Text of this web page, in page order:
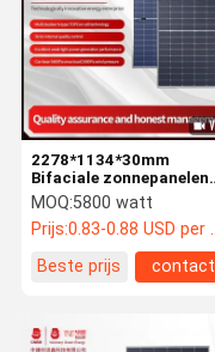
2278*1134*30mm
Bifaciale zonnepanelen
550 Watt 550wp 555W
560W
MOQ:5800 watt
Prijs:0.83-0.88 USD per watt
Beste prijs
contact